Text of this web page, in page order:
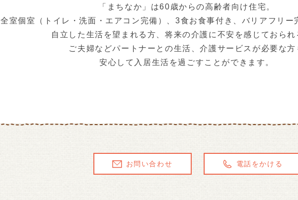
「まちなか」は60歳からの高齢者向け住宅。
全室個室（トイレ・洗面・エアコン完備）、3食お食事付き、バリアフリー
自立した生活を望まれる方、将来の介護に不安を感じておられ
ご夫婦などパートナーとの生活、介護サービスが必要な方
安心して入居生活を過ごすことができます。
お問い合わせ 電話をかける